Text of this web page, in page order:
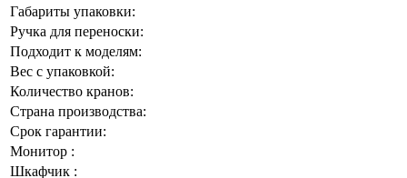
Габариты упаковки:
Ручка для переноски:
Подходит к моделям:
Вес с упаковкой:
Количество кранов:
Страна производства:
Срок гарантии:
Монитор :
Шкафчик :